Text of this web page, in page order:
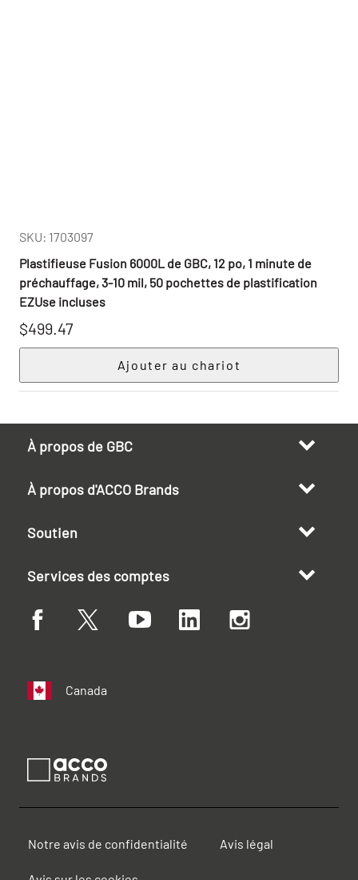
SKU: 1703097
Plastifieuse Fusion 6000L de GBC, 12 po, 1 minute de
préchauffage, 3-10 mil, 50 pochettes de plastification
EZUse incluses
$499.47
À propos de GBC
À propos d'ACCO Brands
Soutien
Services des comptes
Canada
Notre avis de confidentialité Avis légal